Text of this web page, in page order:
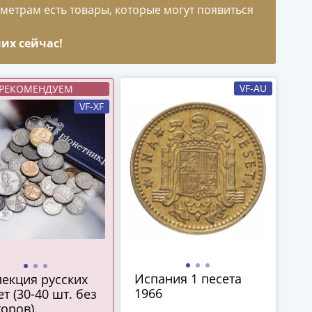
есть товары, которые могут появиться
сейчас!
VF-XF
русских
(30-40 шт. без
VF-AU
Испания 1 песета
1966